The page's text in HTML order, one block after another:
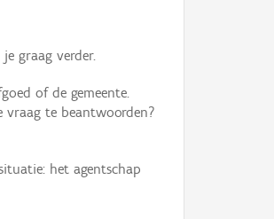
graag verder.
of de gemeente.
vraag te beantwoorden?
het agentschap